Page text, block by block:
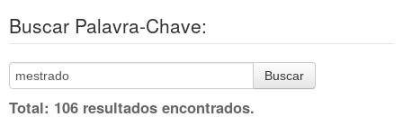
Buscar Palavra-Chave:
Buscar
Total: 106 resultados encontrados.